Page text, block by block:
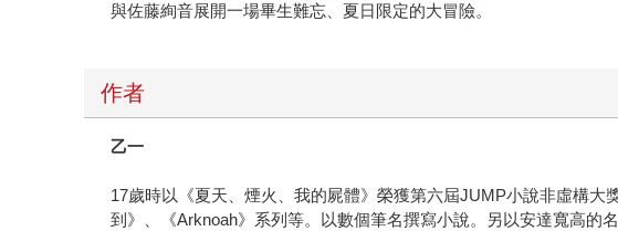
與佐藤絢音展開一場畢生難忘、夏日限定的大冒險。
作者
乙一
17歲時以《夏天、煙火、我的屍體》榮獲第六屆JUMP小說非虛構
到》、《Arknoah》系列等。以數個筆名撰寫小說。另以安達寬高的